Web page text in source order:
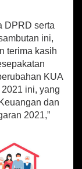
DPRD serta
ini,
terima kasih
KUA
ini, yang
dan
2021,”